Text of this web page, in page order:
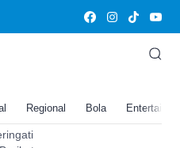
Regional Bola